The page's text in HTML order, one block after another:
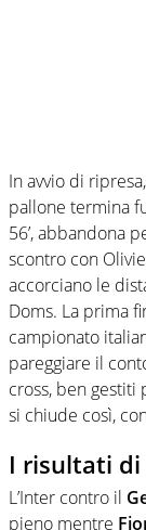
In avvio di ripresa,
pallone termina
56’, abbandona
scontro con
accorciano le
Doms. La prima
campionato
pareggiare il
cross, ben gestiti
si chiude così,
I risultati di
L’Inter contro il
pieno mentre